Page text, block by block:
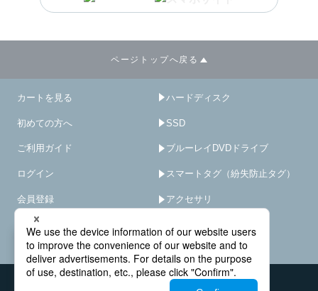
ページトップへ戻る
カートを見る
初めての方へ
ご利用ガイド
ログイン
会員登録
サイトマップ
ハードディスク
SSD
ブルーレイDVDドライブ
スマートタグ（紛失防止タグ）
アクセサリ
オプション･サービス
お問い合わせ窓口
－ ×